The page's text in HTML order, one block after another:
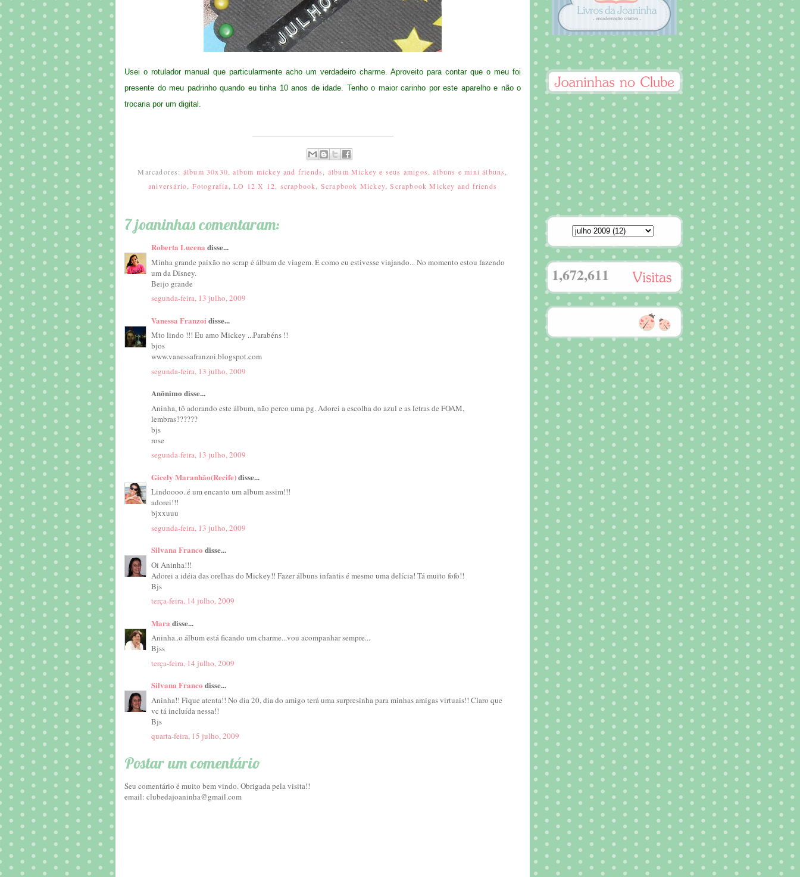
Usei o rotulador manual que particularmente acho um verdadeiro charme. Aproveito para contar que o meu foi
presente do meu padrinho quando eu tinha 10 anos de idade. Tenho o maior carinho por este aparelho e não o
trocaria por um digital.
Marcadores: álbum 30x30 ,album mickey and friends álbum Mickey e seus amigos ,álbuns e mini álbuns
aniversário
Fotografia ,LO 12 X 12 scrapbook Scrapbook Mickey,Scrapbook Mickey and friends
7 joaninhas comentaram:
Roberta Lucena disse...
Minha grande paixão no scrap é álbum de viagem. É como eu estivesse viajando... No momento estou fazendo
um da Disney.
Beijo grande
segunda-feira, 13 julho, 2009
Vanessa Franzoi disse...
Mto lindo !!! Eu amo Mickey ...Parabéns !!
bjos
www.vanessafranzoi.blogspot.com
segunda-feira, 13 julho, 2009
Anônimo disse...
Aninha, tô adorando este álbum, não perco uma pg. Adorei a escolha do azul e as letras de FOAM,
lembras??????
bjs
rose
segunda-feira, 13 julho, 2009
Gicely Maranhão(Recife)disse...
Lindoooo..é um encanto um album assim!!!
adorei!!!
bjxxuuu
segunda-feira, 13 julho, 2009
Silvana Franco disse...
Oi Aninha!!!
Adorei a idéia das orelhas do Mickey!! Fazer álbuns infantis é mesmo uma delícia! Tá muito fofo!!
Bjs
terça-feira, 14 julho, 2009
Mara disse...
Aninha..o álbum está ficando um charme...vou acompanhar sempre...
Bjss
terça-feira, 14 julho, 2009
Silvana Franco disse...
Aninha!! Fique atenta!! No dia 20, dia do amigo terá uma surpresinha para minhas amigas virtuais!! Claro que
vc tá incluída nessa!!
Bjs
quarta-feira, 15 julho, 2009
Postar um comentário
Seu comentário é muito bem vindo. Obrigada pela visita!!
email: clubedajoaninha@gmail.com
1,672,611